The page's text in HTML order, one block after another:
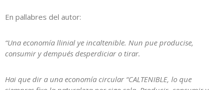
En pallabres del autor:
“Una economía llinial ye incaltenible. Nun pue producise,
consumir y dempués desperdiciar o tirar.
Hai que dir a una economía circular “CALTENIBLE, lo que